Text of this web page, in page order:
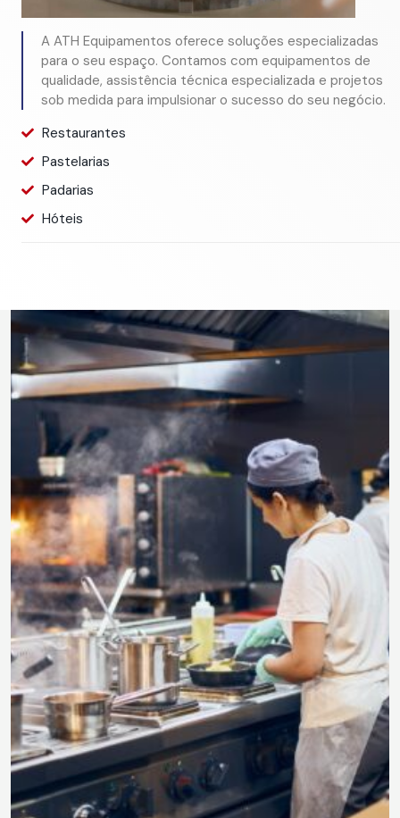
A ATH Equipamentos oferece soluções especializadas
para o seu espaço. Contamos com equipamentos de
qualidade, assistência técnica especializada e projetos
sob medida para impulsionar o sucesso do seu negócio.
Restaurantes
Pastelarias
Padarias
Hóteis